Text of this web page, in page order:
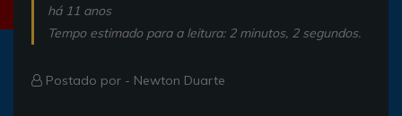
há 11 anos
Tempo estimado para a leitura: 2 minutos, 2 segundos.
Postado por - Newton Duarte